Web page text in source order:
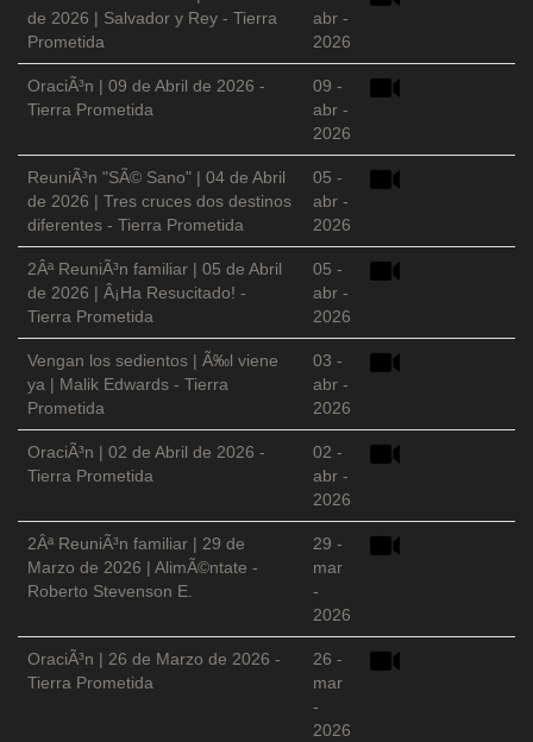
de 2026 | Salvador y Rey - Tierra
Prometida
abr -
2026
OraciÃ³n | 09 de Abril de 2026 -
Tierra Prometida
09 -
abr -
2026
ReuniÃ³n "SÃ© Sano" | 04 de Abril
de 2026 | Tres cruces dos destinos
diferentes - Tierra Prometida
05 -
abr -
2026
2Âª ReuniÃ³n familiar | 05 de Abril
de 2026 | Â¡Ha Resucitado! -
Tierra Prometida
05 -
abr -
2026
Vengan los sedientos | Ã‰l viene
ya | Malik Edwards - Tierra
Prometida
03 -
abr -
2026
OraciÃ³n | 02 de Abril de 2026 -
Tierra Prometida
02 -
abr -
2026
2Âª ReuniÃ³n familiar | 29 de
Marzo de 2026 | AlimÃ©ntate -
Roberto Stevenson E.
29 -
mar
-
2026
OraciÃ³n | 26 de Marzo de 2026 -
Tierra Prometida
26 -
mar
-
2026